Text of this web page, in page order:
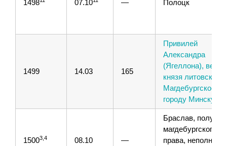
1498 07.10 — Полоцк
1499 14.03 165
Привилей
Александра
(Ягеллона),
князя литовского,
Магдебургское
городу Минску
15003,4 08.10 —
Браслав,
магдебургского
права, неполное.